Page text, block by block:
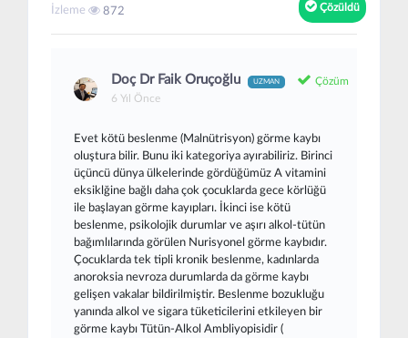
Çözüldü
İzleme 872
Doç Dr Faik Oruçoğlu UZMAN
6 Yıl Önce
Çözüm
Evet kötü beslenme (Malnütrisyon) görme kaybı
oluştura bilir. Bunu iki kategoriya ayırabiliriz. Birinci
üçüncü dünya ülkelerinde gördüğümüz A vitamini
eksiklğine bağlı daha çok çocuklarda gece körlüğü
ile başlayan görme kayıpları. İkinci ise kötü
beslenme, psikolojik durumlar ve aşırı alkol-tütün
bağımlılarında görülen Nurisyonel görme kaybıdır.
Çocuklarda tek tipli kronik beslenme, kadınlarda
anoroksia nevroza durumlarda da görme kaybı
gelişen vakalar bildirilmiştir. Beslenme bozukluğu
yanında alkol ve sigara tüketicilerini etkileyen bir
görme kaybı Tütün-Alkol Ambliyopisidir (